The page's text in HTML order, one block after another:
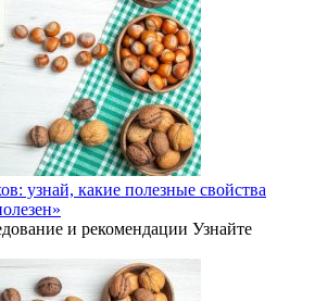
узнай, какие полезные свойства
и рекомендации Узнайте